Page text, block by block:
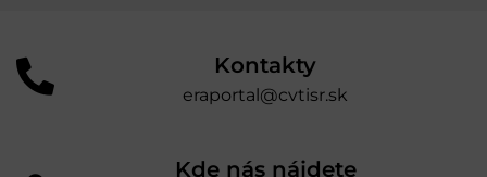
Kontakty
eraportal@cvtisr.sk
Kde nás nájdete